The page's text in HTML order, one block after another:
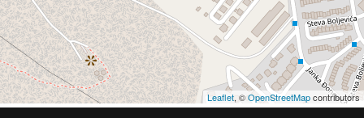
Leaflet, ©OpenStreetMapcontributors